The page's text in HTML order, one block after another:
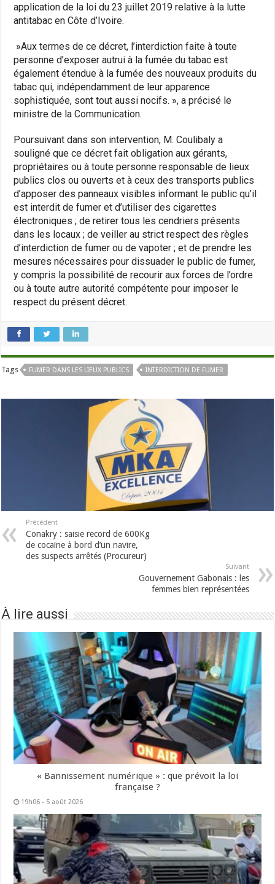
application de la loi du 23 juillet 2019 relative à la lutte
antitabac en Côte d’Ivoire.
»Aux termes de ce décret, l’interdiction faite à toute
personne d’exposer autrui à la fumée du tabac est
également étendue à la fumée des nouveaux produits du
tabac qui, indépendamment de leur apparence
sophistiquée, sont tout aussi nocifs. », a précisé le
ministre de la Communication.
Poursuivant dans son intervention, M. Coulibaly a
souligné que ce décret fait obligation aux gérants,
propriétaires ou à toute personne responsable de lieux
publics clos ou ouverts et à ceux des transports publics
d’apposer des panneaux visibles informant le public qu’il
est interdit de fumer et d’utiliser des cigarettes
électroniques ; de retirer tous les cendriers présents
dans les locaux ; de veiller au strict respect des règles
d’interdiction de fumer ou de vapoter ; et de prendre les
mesures nécessaires pour dissuader le public de fumer,
y compris la possibilité de recourir aux forces de l’ordre
ou à toute autre autorité compétente pour imposer le
respect du présent décret.
Tags FUMER DANS LES LIEUX PUBLICS INTERDICTION DE FUMER
Précédent
Conakry : saisie record de 600Kg
de cocaïne à bord d’un navire,
des suspects arrêtés (Procureur)
Suivant
Gouvernement Gabonais : les
femmes bien représentées
À lire aussi
« Bannissement numérique » : que prévoit la loi
française ?
19h06 - 5 août 2026